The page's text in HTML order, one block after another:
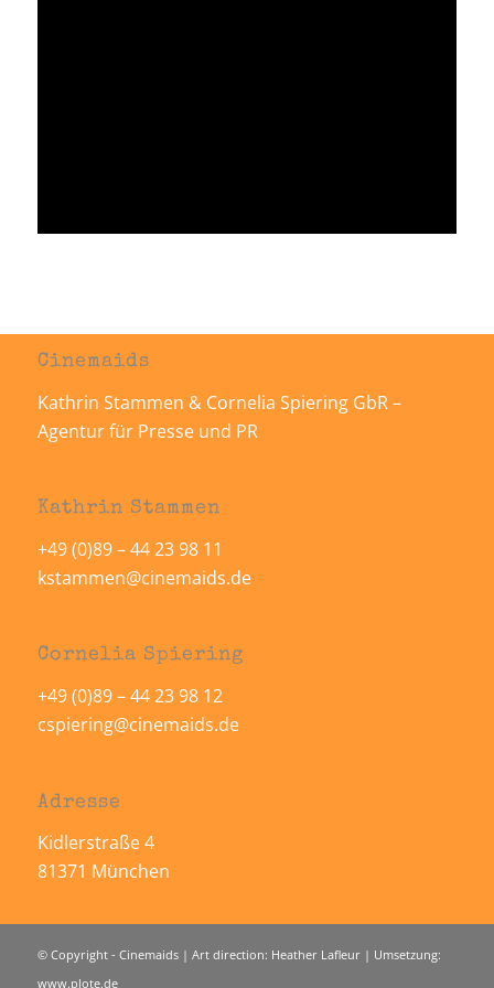
Cinemaids
Kathrin Stammen & Cornelia Spiering GbR –
Agentur für Presse und PR
Kathrin Stammen
+49 (0)89 – 44 23 98 11
kstammen@cinemaids.de
Cornelia Spiering
+49 (0)89 – 44 23 98 12
cspiering@cinemaids.de
Adresse
Kidlerstraße 4
81371 München
© Copyright - Cinemaids | Art direction: Heather Lafleur | Umsetzung:
www.plote.de